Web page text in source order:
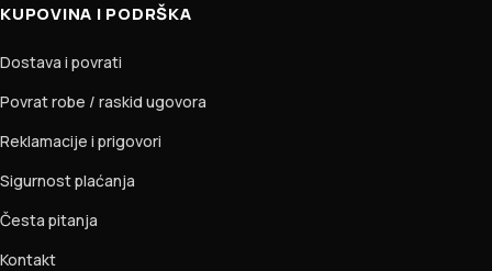
KUPOVINA I PODRŠKA
Dostava i povrati
Povrat robe / raskid ugovora
Reklamacije i prigovori
Sigurnost plaćanja
Česta pitanja
Kontakt